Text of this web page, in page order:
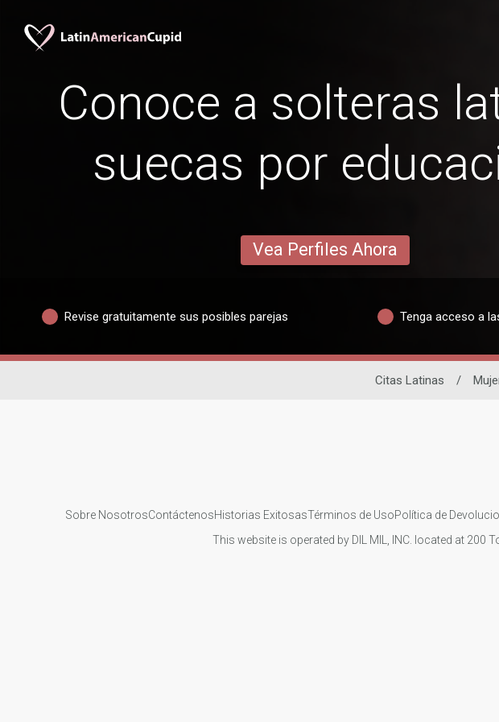
Conoce a solteras
suecas por
Vea Perfiles Ahora
Revise gratuitamente sus posibles parejas Tenga acceso a
Citas Latinas /
Sobre NosotrosContáctenosHistorias ExitosasTérminos de UsoPolítica de
This website is operated by DIL MIL, INC. located at 200